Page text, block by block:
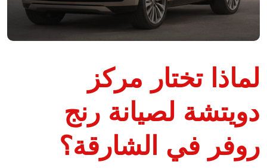
لماذا تختار مركز
دويتشة لصيانة رنج
روفر في الشارقة؟